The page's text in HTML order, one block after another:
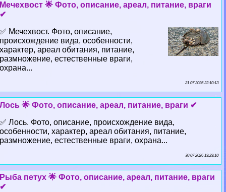
Мечехвост 🌟 Фото, описание, ареал, питание, враги
✔
✅ Мечехвост. Фото, описание,
происхождение вида, особенности,
хаpaктер, ареал обитания, питание,
размножение, естественные враги,
охрана...
31 07 2026 22:10:13
Лось 🌟 Фото, описание, ареал, питание, враги ✔
✅ Лось. Фото, описание, происхождение вида,
особенности, хаpaктер, ареал обитания, питание,
размножение, естественные враги, охрана...
30 07 2026 19:29:10
Рыба пeтyx 🌟 Фото, описание, ареал, питание, враги
✔